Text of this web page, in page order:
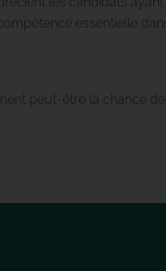
essentielle
peut-être la chance